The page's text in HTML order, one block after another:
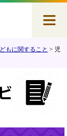
もに関すること > 児